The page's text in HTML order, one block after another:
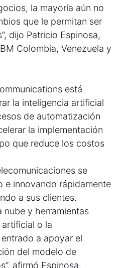
la mayoría aún no
que le permitan ser
dijo Patricio Espinosa,
Colombia, Venezuela y
está
la inteligencia artificial
de automatización
la implementación
que reduce los costos
se
e innovando rápidamente
a sus clientes.
nube y herramientas
o la
a apoyar el
del modelo de
afirmó Espinosa.